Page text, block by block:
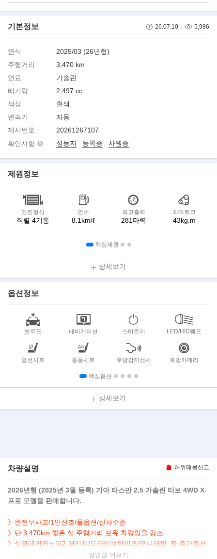
기본정보 26.07.10 5,986
연식
2025/03 (26년형)
주행거리
3,470 km
연료
가솔린
배기량
2,497 cc
색상
흰색
변속기
자동
제시번호
20261267107
확인사항
성능지 등록증 사원증
제원정보
엔진형식
직렬 4기통
연비
8.1km/ℓ
최고출력
281마력
최대토크
43kg.m
핵심제원
상세보기
옵션정보
썬루프 네비게이션 스마트키 LED/HID램프
열선시트 통풍시트 후방감지센서 후방카메라
핵심옵션
상세보기
차량설명 허위매물신고
2026년형 (2025년 3월 등록) 기아 타스만 2.5 가솔린 터보 4WD X-
프로 모델을 판매합니다.
》완전무사고/1인신조/풀옵션/신차수준
》단 3.470km 짧은 실 주행거리 보유 차량임을 강조
》싱글데커캐노피2 패키지/드라이브와이즈/모니터링..등 추가옵션
설명글